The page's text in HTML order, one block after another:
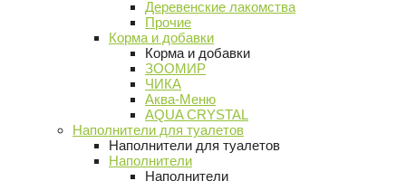
Деревенские лакомства
Прочие
Корма и добавки
Корма и добавки
ЗООМИР
ЧИКА
Аква-Меню
AQUA CRYSTAL
Наполнители для туалетов
Наполнители для туалетов
Наполнители
Наполнители